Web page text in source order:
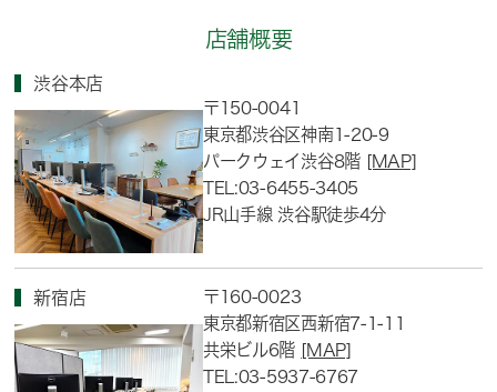
店舗概要
渋谷本店
〒150-0041
東京都渋谷区神南1-20-9
パークウェイ渋谷8階 [MAP]
TEL:03-6455-3405
JR山手線 渋谷駅徒歩4分
新宿店
〒160-0023
東京都新宿区西新宿7-1-11
共栄ビル6階 [MAP]
TEL:03-5937-6767